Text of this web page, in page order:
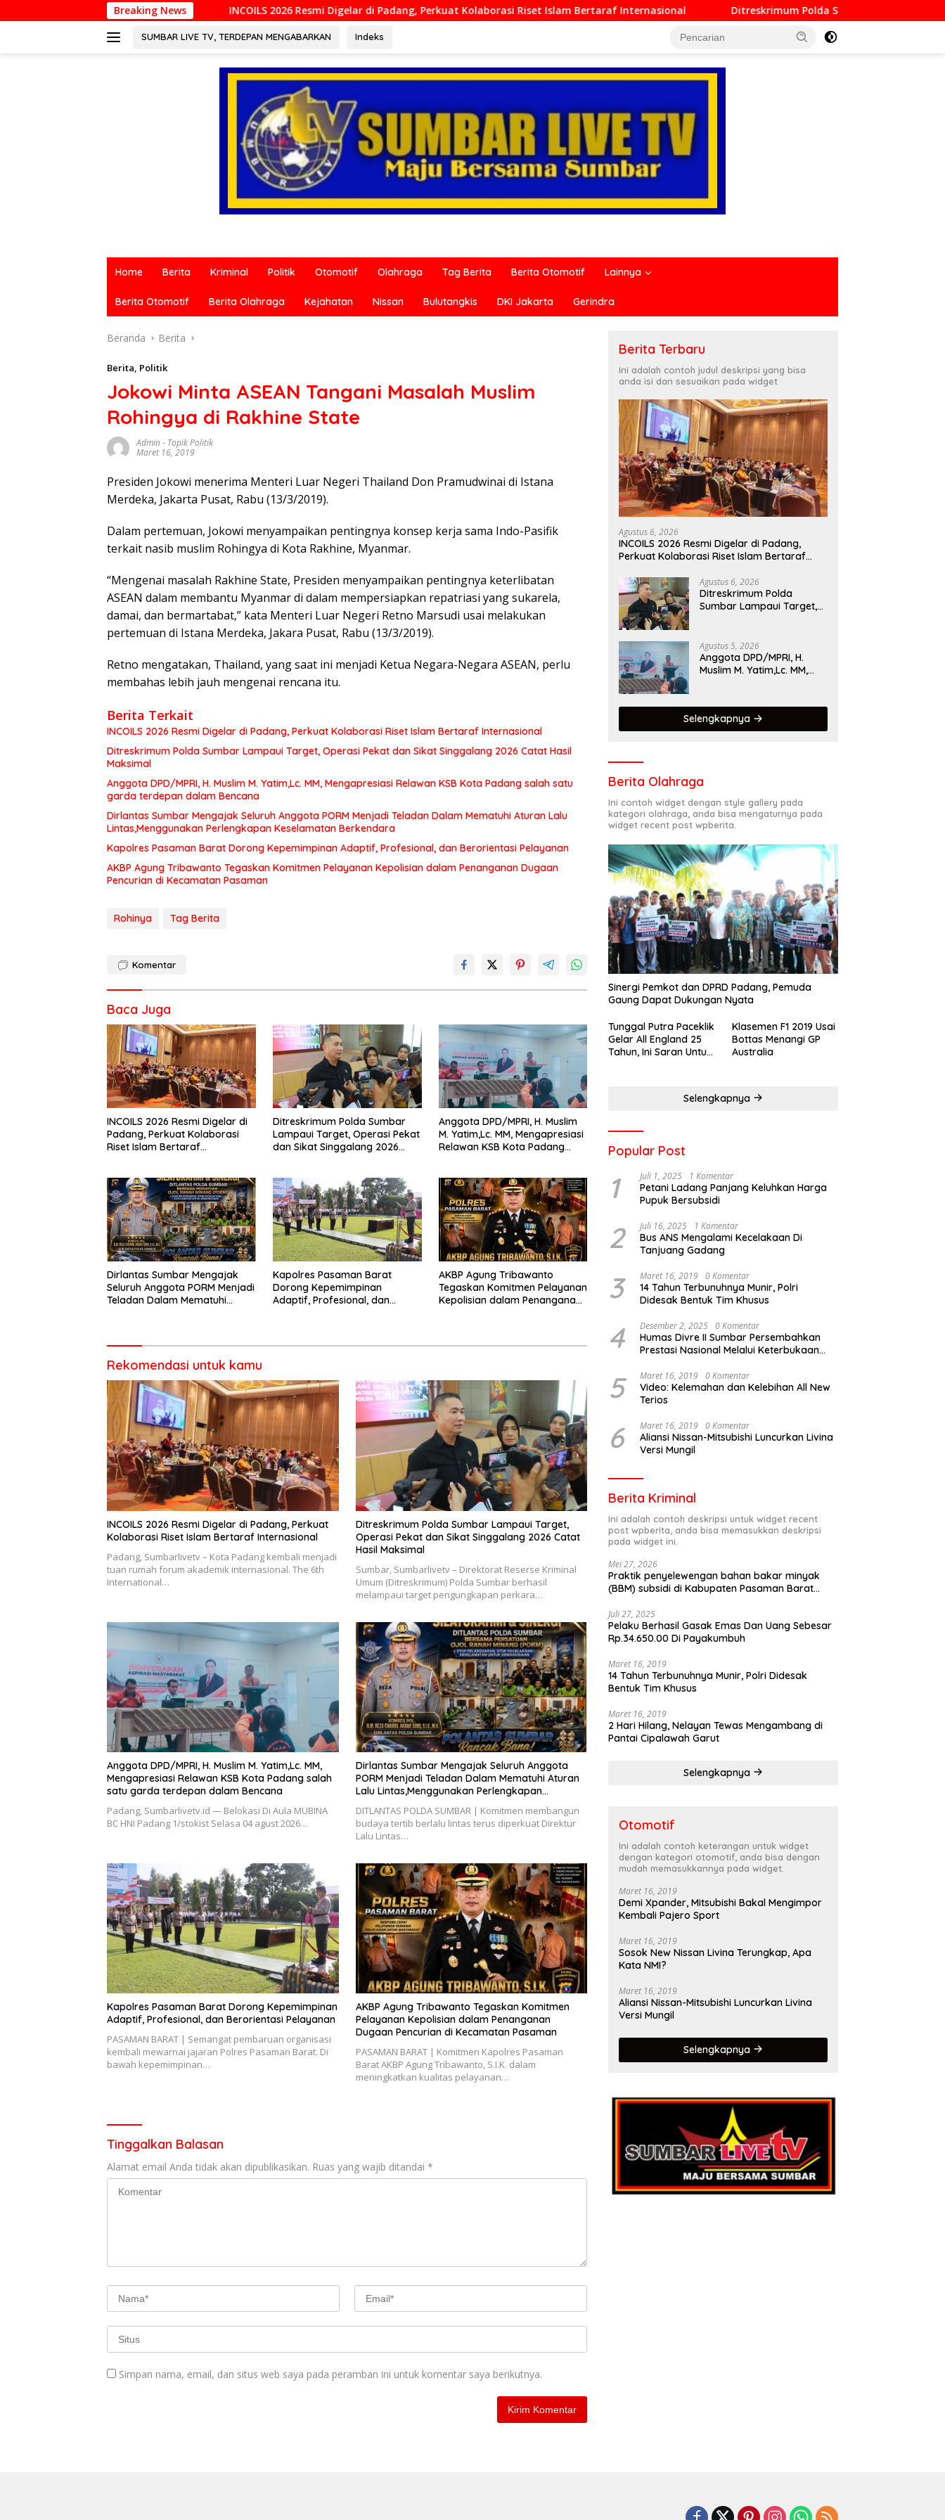
ke
Breaking News
INCOILS 2026 Resmi Digelar di Padang, Perkuat Kolaborasi Riset Islam Bertaraf Internasional Ditreskrimum Polda Sumbar Lampaui Target, Operasi Pekat dan
SUMBAR LIVE TV, TERDEPAN MENGABARKAN Indeks
terkini
berbagai
indonesia
dari
politik,
mapun
budaya
serta
terbaru
lainnya
sumbar
tv
Home Berita Kriminal Politik Otomotif Olahraga Tag Berita Berita Otomotif Lainnya
Berita Otomotif Berita Olahraga Kejahatan Nissan Bulutangkis DKI Jakarta Gerindra
Beranda Berita
Berita, Politik
Jokowi Minta ASEAN Tangani Masalah Muslim
Rohingya di Rakhine State
Admin- Topik Politik
Maret 16, 2019
Presiden Jokowi menerima Menteri Luar Negeri Thailand Don Pramudwinai di Istana
Merdeka, Jakarta Pusat, Rabu (13/3/2019).
Dalam pertemuan, Jokowi menyampaikan pentingnya konsep kerja sama Indo-Pasifik
terkait nasib muslim Rohingya di Kota Rakhine, Myanmar.
“Mengenai masalah Rakhine State, Presiden menyampaikan pentingnya keterlibatan
ASEAN dalam membantu Myanmar di dalam mempersiapkan repatriasi yang sukarela,
damai, dan bermartabat,” kata Menteri Luar Negeri Retno Marsudi usai melakukan
pertemuan di Istana Merdeka, Jakara Pusat, Rabu (13/3/2019).
Retno mengatakan, Thailand, yang saat ini menjadi Ketua Negara-Negara ASEAN, perlu
membahas lebih jauh mengenai rencana itu.
Berita Terkait
INCOILS 2026 Resmi Digelar di Padang, Perkuat Kolaborasi Riset Islam Bertaraf Internasional
Ditreskrimum Polda Sumbar Lampaui Target, Operasi Pekat dan Sikat Singgalang 2026 Catat Hasil
Maksimal
Anggota DPD/MPRI, H. Muslim M. Yatim,Lc. MM, Mengapresiasi Relawan KSB Kota Padang salah satu
garda terdepan dalam Bencana
Dirlantas Sumbar Mengajak Seluruh Anggota PORM Menjadi Teladan Dalam Mematuhi Aturan Lalu
Lintas,Menggunakan Perlengkapan Keselamatan Berkendara
Kapolres Pasaman Barat Dorong Kepemimpinan Adaptif, Profesional, dan Berorientasi Pelayanan
AKBP Agung Tribawanto Tegaskan Komitmen Pelayanan Kepolisian dalam Penanganan Dugaan
Pencurian di Kecamatan Pasaman
Rohinya Tag Berita
Komentar
Baca Juga
INCOILS 2026 Resmi Digelar di
Padang, Perkuat Kolaborasi
Riset Islam Bertaraf
Ditreskrimum Polda Sumbar
Lampaui Target, Operasi Pekat
dan Sikat Singgalang 2026
Anggota DPD/MPRI, H. Muslim
M. Yatim,Lc. MM, Mengapresiasi
Relawan KSB Kota Padang
Dirlantas Sumbar Mengajak
Seluruh Anggota PORM Menjadi
Teladan Dalam Mematuhi
Berkendara
Kapolres Pasaman Barat
Dorong Kepemimpinan
Adaptif, Profesional, dan
AKBP Agung Tribawanto
Tegaskan Komitmen Pelayanan
Kepolisian dalam Penanganan
Rekomendasi untuk kamu
INCOILS 2026 Resmi Digelar di Padang, Perkuat
Kolaborasi Riset Islam Bertaraf Internasional
Padang, Sumbarlivetv – Kota Padang kembali menjadi
tuan rumah forum akademik internasional. The 6th
International…
Ditreskrimum Polda Sumbar Lampaui Target,
Operasi Pekat dan Sikat Singgalang 2026 Catat
Hasil Maksimal
Sumbar, Sumbarlivetv – Direktorat Reserse Kriminal
Umum (Ditreskrimum) Polda Sumbar berhasil
melampaui target pengungkapan perkara…
Anggota DPD/MPRI, H. Muslim M. Yatim,Lc. MM,
Mengapresiasi Relawan KSB Kota Padang salah
satu garda terdepan dalam Bencana
Padang, Sumbarlivetv.id — Belokasi Di Aula MUBINA
BC HNI Padang 1/stokist Selasa 04 agust 2026…
Dirlantas Sumbar Mengajak Seluruh Anggota
PORM Menjadi Teladan Dalam Mematuhi Aturan
Lalu Lintas,Menggunakan Perlengkapan
DITLANTAS POLDA SUMBAR | Komitmen membangun
budaya tertib berlalu lintas terus diperkuat Direktur
Lalu Lintas…
Kapolres Pasaman Barat Dorong Kepemimpinan
Adaptif, Profesional, dan Berorientasi Pelayanan
PASAMAN BARAT | Semangat pembaruan organisasi
kembali mewarnai jajaran Polres Pasaman Barat. Di
bawah kepemimpinan…
AKBP Agung Tribawanto Tegaskan Komitmen
Pelayanan Kepolisian dalam Penanganan
Dugaan Pencurian di Kecamatan Pasaman
PASAMAN BARAT | Komitmen Kapolres Pasaman
Barat AKBP Agung Tribawanto, S.I.K. dalam
meningkatkan kualitas pelayanan…
Tinggalkan Balasan
Alamat email Anda tidak akan dipublikasikan. Ruas yang wajib ditandai *
Simpan nama, email, dan situs web saya pada peramban ini untuk komentar saya berikutnya.
Berita Terbaru
Ini adalah contoh judul deskripsi yang bisa
anda isi dan sesuaikan pada widget
Agustus 6, 2026
INCOILS 2026 Resmi Digelar di Padang,
Perkuat Kolaborasi Riset Islam Bertaraf
Agustus 6, 2026
Ditreskrimum Polda
Sumbar Lampaui Target,
Hasil Maksimal
Agustus 5, 2026
Anggota DPD/MPRI, H.
Muslim M. Yatim,Lc. MM,
satu garda terdepan
dalam Bencana
Selengkapnya
Berita Olahraga
Ini contoh widget dengan style gallery pada
kategori olahraga, anda bisa mengaturnya pada
widget recent post wpberita.
Sinergi Pemkot dan DPRD Padang, Pemuda
Gaung Dapat Dukungan Nyata
Tunggal Putra Paceklik
Gelar All England 25
Tahun, Ini Saran Untuk
Klasemen F1 2019 Usai
Bottas Menangi GP
Australia
Selengkapnya
Popular Post
1 Juli 1, 2025 1 Komentar
Petani Ladang Panjang Keluhkan Harga
Pupuk Bersubsidi
2 Juli 16, 2025 1 Komentar
Bus ANS Mengalami Kecelakaan Di
Tanjuang Gadang
3 Maret 16, 2019 0 Komentar
14 Tahun Terbunuhnya Munir, Polri
Didesak Bentuk Tim Khusus
4 Desember 2, 2025 0 Komentar
Humas Divre II Sumbar Persembahkan
Prestasi Nasional Melalui Keterbukaan
5 Maret 16, 2019 0 Komentar
Video: Kelemahan dan Kelebihan All New
Terios
6 Maret 16, 2019 0 Komentar
Aliansi Nissan-Mitsubishi Luncurkan Livina
Versi Mungil
Berita Kriminal
Ini adalah contoh deskripsi untuk widget recent
post wpberita, anda bisa memasukkan deskripsi
pada widget ini.
Mei 27, 2026
Praktik penyelewengan bahan bakar minyak
(BBM) subsidi di Kabupaten Pasaman Barat
Juli 27, 2025
Pelaku Berhasil Gasak Emas Dan Uang Sebesar
Rp.34.650.00 Di Payakumbuh
Maret 16, 2019
14 Tahun Terbunuhnya Munir, Polri Didesak
Bentuk Tim Khusus
Maret 16, 2019
2 Hari Hilang, Nelayan Tewas Mengambang di
Pantai Cipalawah Garut
Selengkapnya
Otomotif
Ini adalah contoh keterangan untuk widget
dengan kategori otomotif, anda bisa dengan
mudah memasukkannya pada widget.
Maret 16, 2019
Demi Xpander, Mitsubishi Bakal Mengimpor
Kembali Pajero Sport
Maret 16, 2019
Sosok New Nissan Livina Terungkap, Apa
Kata NMI?
Maret 16, 2019
Aliansi Nissan-Mitsubishi Luncurkan Livina
Versi Mungil
Selengkapnya